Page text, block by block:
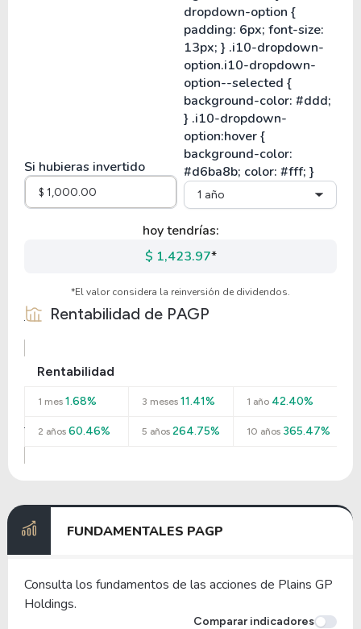
Si hubieras invertido
1 año
hoy tendrías:
$ 1,423.97*
*El valor considera la reinversión de dividendos.
Rentabilidad de PAGP
Rentabilidad
1 mes 1.68% 3 meses 11.41% 1 año42.40%
2 años 60.46% 5 años 264.75% 10 años365.47%
FUNDAMENTALES PAGP
Consulta los fundamentos de las acciones de Plains GP
Holdings.
Comparar indicadores